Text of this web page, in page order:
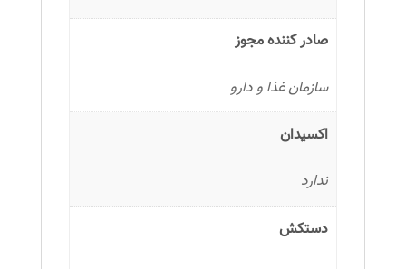
صادر کننده مجوز
سازمان غذا و دارو
اکسیدان
ندارد
دستکش